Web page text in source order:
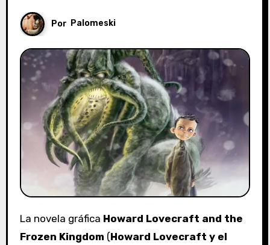
Por Palomeski
La novela gráfica Howard Lovecraft and the
Frozen Kingdom (Howard Lovecraft y el